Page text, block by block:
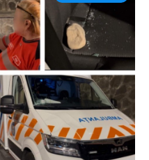
pentru
aici
aici
aici